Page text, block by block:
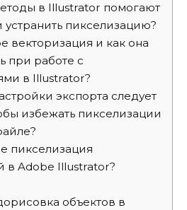
в Illustrator помогают
устранить пикселизацию?
векторизация и как она
при работе с
в Illustrator?
экспорта следует
избежать пикселизации
пикселизация
в Adobe Illustrator?
объектов в